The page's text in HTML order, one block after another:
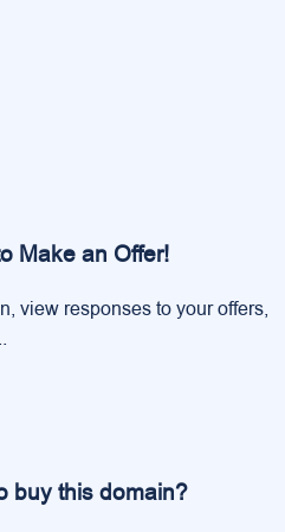
Make an Offer!
view responses to your offers,
buy this domain?